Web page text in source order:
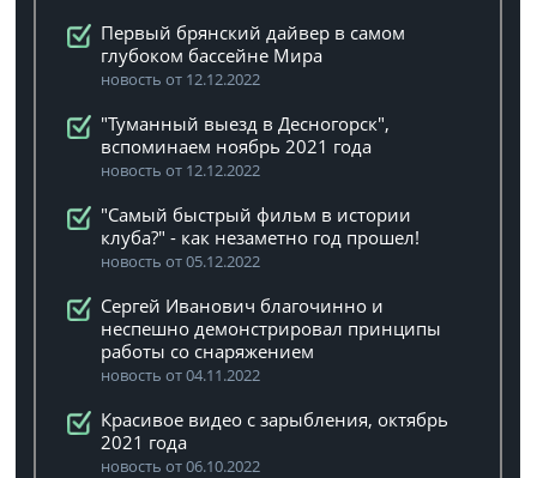
Первый брянский дайвер в самом
глубоком бассейне Мира
новость от 12.12.2022
"Туманный выезд в Десногорск",
вспоминаем ноябрь 2021 года
новость от 12.12.2022
"Самый быстрый фильм в истории
клуба?" - как незаметно год прошел!
новость от 05.12.2022
Сергей Иванович благочинно и
неспешно демонстрировал принципы
работы со снаряжением
новость от 04.11.2022
Красивое видео с зарыбления, октябрь
2021 года
новость от 06.10.2022